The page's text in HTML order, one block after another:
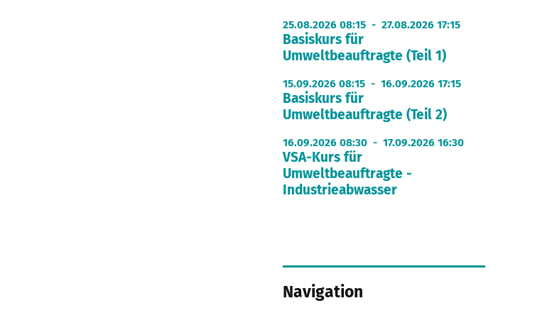
25.08.2026 08:15 - 27.08.2026 17:15
Basiskurs für
Umweltbeauftragte (Teil 1)
15.09.2026 08:15 - 16.09.2026 17:15
Basiskurs für
Umweltbeauftragte (Teil 2)
16.09.2026 08:30 - 17.09.2026 16:30
VSA-Kurs für
Umweltbeauftragte -
Industrieabwasser
Navigation